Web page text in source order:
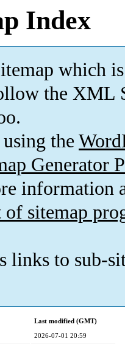
Index
which is
the XML
the
Generator
information
sitemap
links to sub-
Last modified (GMT)
2026-07-01 20:59